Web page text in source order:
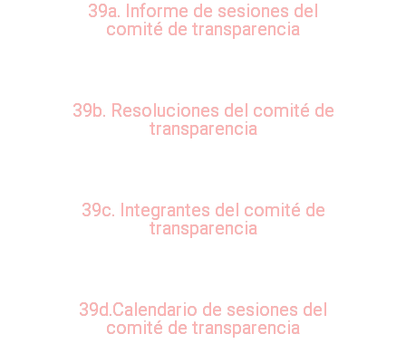
39a. Informe de sesiones del
comité de transparencia
39b. Resoluciones del comité de
transparencia
39c. Integrantes del comité de
transparencia
39d.Calendario de sesiones del
comité de transparencia